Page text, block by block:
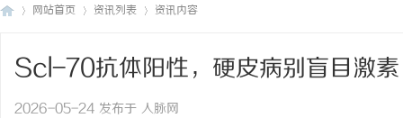
网站首页 资讯列表 资讯内容
Scl-70抗体阳性，硬皮病别盲目激
2026-05-24 发布于 人脉网